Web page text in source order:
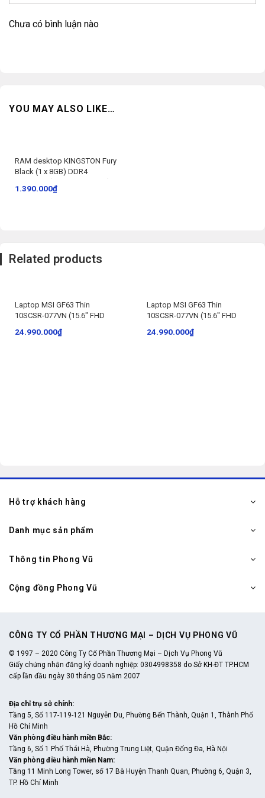
Chưa có bình luận nào
YOU MAY ALSO LIKE…
RAM desktop KINGSTON Fury
Black (1 x 8GB) DDR4
1.390.000₫
Related products
Laptop MSI GF63 Thin
10SCSR-077VN (15.6″ FHD
24.990.000₫
Laptop MSI GF63 Thin
10SCSR-077VN (15.6″ FHD
24.990.000₫
Hỗ trợ khách hàng
Danh mục sản phẩm
Thông tin Phong Vũ
Cộng đồng Phong Vũ
CÔNG TY CỔ PHẦN THƯƠNG MẠI – DỊCH VỤ PHONG VŨ
© 1997 – 2020 Công Ty Cổ Phần Thương Mại – Dịch Vụ Phong Vũ
Giấy chứng nhận đăng ký doanh nghiệp: 0304998358 do Sở KH-ĐT TP.HCM
cấp lần đầu ngày 30 tháng 05 năm 2007
Địa chỉ trụ sở chính:
Tầng 5, Số 117-119-121 Nguyễn Du, Phường Bến Thành, Quận 1, Thành Phố
Hồ Chí Minh
Văn phòng điều hành miền Bắc:
Tầng 6, Số 1 Phố Thái Hà, Phường Trung Liệt, Quận Đống Đa, Hà Nội
Văn phòng điều hành miền Nam:
Tầng 11 Minh Long Tower, số 17 Bà Huyện Thanh Quan, Phường 6, Quận 3,
TP. Hồ Chí Minh